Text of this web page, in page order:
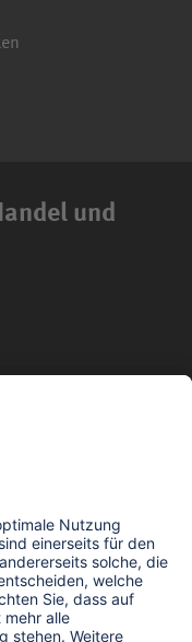
und